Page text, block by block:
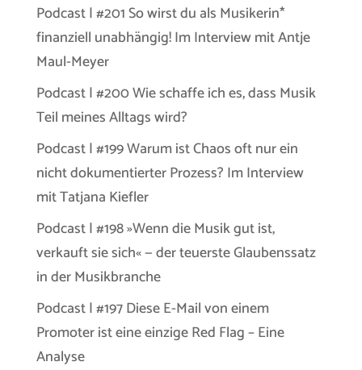
Podcast | #201 So wirst du als Musikerin*
finanziell unabhängig! Im Interview mit Antje
Maul-Meyer
Podcast | #200 Wie schaffe ich es, dass Musik
Teil meines Alltags wird?
Podcast | #199 Warum ist Chaos oft nur ein
nicht dokumentierter Prozess? Im Interview
mit Tatjana Kiefler
Podcast | #198 »Wenn die Musik gut ist,
verkauft sie sich« — der teuerste Glaubenssatz
in der Musikbranche
Podcast | #197 Diese E-Mail von einem
Promoter ist eine einzige Red Flag – Eine
Analyse